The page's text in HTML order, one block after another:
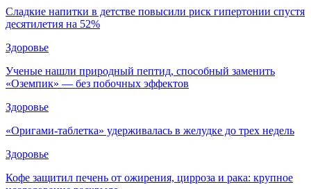
Сладкие напитки в детстве повысили риск гипертонии спустя
десятилетия на 52%
Здоровье
Ученые нашли природный пептид, способный заменить
«Оземпик» — без побочных эффектов
Здоровье
«Оригами-таблетка» удерживалась в желудке до трех недель
Здоровье
Кофе защитил печень от ожирения, цирроза и рака: крупное